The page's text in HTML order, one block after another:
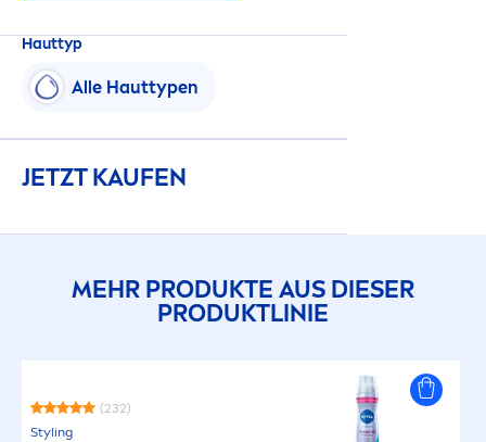
Hauttyp
Alle Hauttypen
JETZT KAUFEN
MEHR PRODUKTE AUS DIESER
PRODUKTLINIE
(232)
Styling